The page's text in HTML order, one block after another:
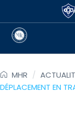
MHR /
DÉPLACEMENT EN